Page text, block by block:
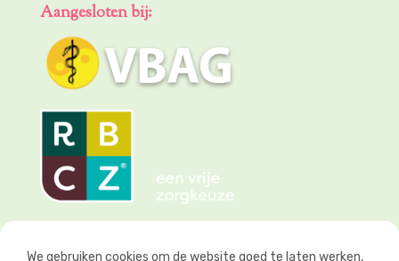
Aangesloten bij:
We gebruiken cookies om de website goed te laten werken,